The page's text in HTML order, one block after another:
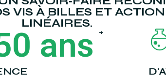
VIS À BILLES ET
LINÉAIRES.
ans +